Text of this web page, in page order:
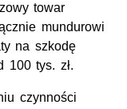
towar
mundurowi
na szkodę
100 tys. zł.
czynności